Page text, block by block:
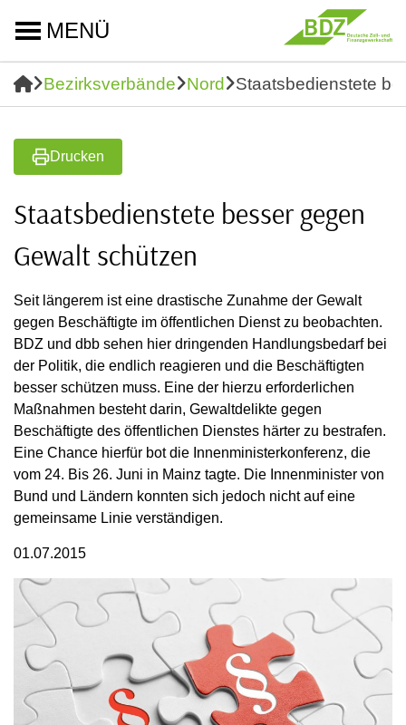
MENÜ
Bezirksverbände Nord Staatsbedienstete
Drucken
Staatsbedienstete besser gegen
Gewalt schützen
Seit längerem ist eine drastische Zunahme der Gewalt
gegen Beschäftigte im öffentlichen Dienst zu beobachten.
BDZ und dbb sehen hier dringenden Handlungsbedarf bei
der Politik, die endlich reagieren und die Beschäftigten
besser schützen muss. Eine der hierzu erforderlichen
Maßnahmen besteht darin, Gewaltdelikte gegen
Beschäftigte des öffentlichen Dienstes härter zu bestrafen.
Eine Chance hierfür bot die Innenministerkonferenz, die
vom 24. Bis 26. Juni in Mainz tagte. Die Innenminister von
Bund und Ländern konnten sich jedoch nicht auf eine
gemeinsame Linie verständigen.
01.07.2015